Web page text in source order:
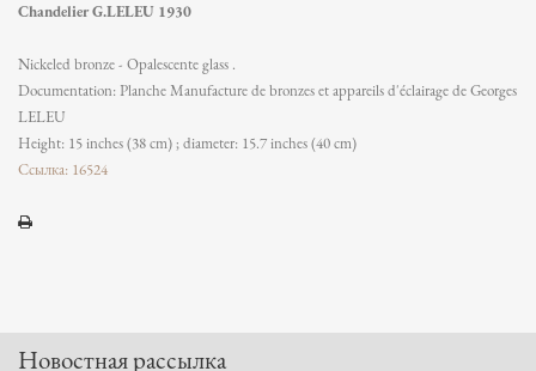
Chandelier G.LELEU 1930
Nickeled bronze - Opalescente glass .
Documentation: Planche Manufacture de bronzes et appareils d'éclairage de Georges
LELEU
Height: 15 inches (38 cm) ; diameter: 15.7 inches (40 cm)
Ссылка: 16524
Новостная рассылка